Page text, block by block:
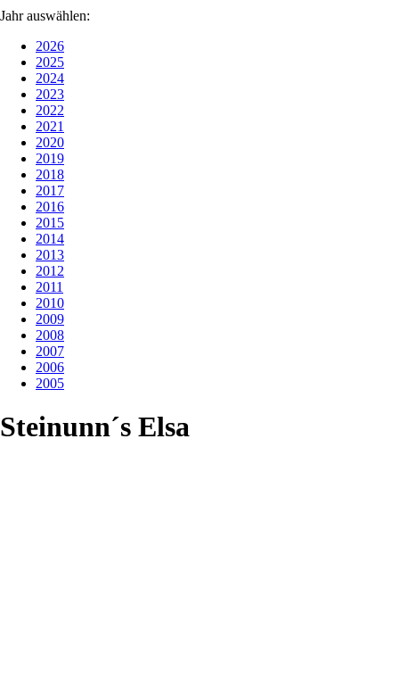
Jahr auswählen:
2026
2025
2024
2023
2022
2021
2020
2019
2018
2017
2016
2015
2014
2013
2012
2011
2010
2009
2008
2007
2006
2005
Steinunn´s Elsa